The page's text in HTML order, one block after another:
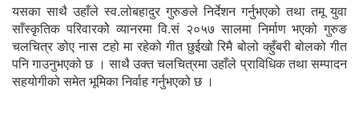
यसका साथै उहाँले स्व.लोबहादुर गुरुङले निर्देशन गर्नुभएको तथा तमू युवा
साँस्कृतिक परिवारकोे व्यानरमा वि.सं २०५७ सालमा निर्माण भएको गुरुङ
चलचित्र ङोए नास टहो मा रहेको गीत छुईखो रिमै बोलो क्हुँबरी बोलको गीत
पनि गाउनुभएको छ । साथै उक्त चलचित्रमा उहाँले प्राविधिक तथा सम्पादन
सहयोगीको समेत भूमिका निर्वाह गर्नुभएको छ ।